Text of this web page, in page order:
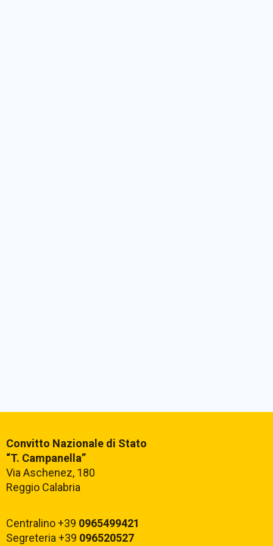
Convitto Nazionale di Stato
“T. Campanella”
Via Aschenez, 180
Reggio Calabria
Centralino +39 0965499421
Segreteria +39 096520527